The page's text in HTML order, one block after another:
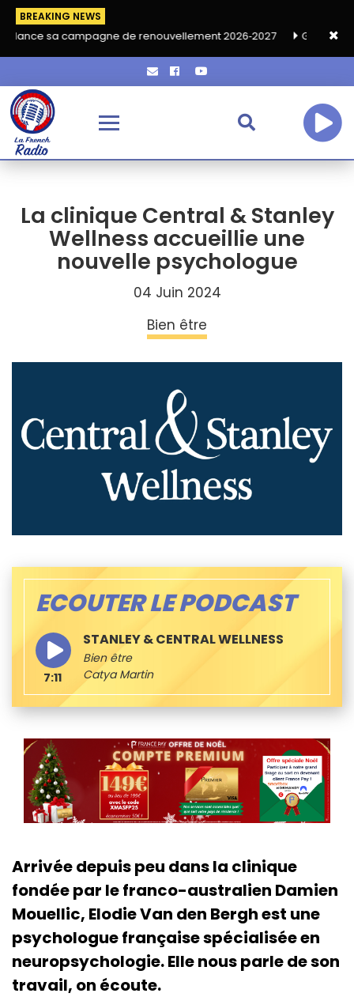
BREAKING NEWS
campagne de renouvellement 2026‑2027 Grand café de
La clinique Central & Stanley
Wellness accueillie une
nouvelle psychologue
04 Juin 2024
Bien être
ECOUTER LE PODCAST
STANLEY & CENTRAL WELLNESS
Bien être
Catya Martin
7:11
Arrivée depuis peu dans la clinique
fondée par le franco-australien Damien
Mouellic, Elodie Van den Bergh est une
psychologue française spécialisée en
neuropsychologie. Elle nous parle de son
travail, on écoute.